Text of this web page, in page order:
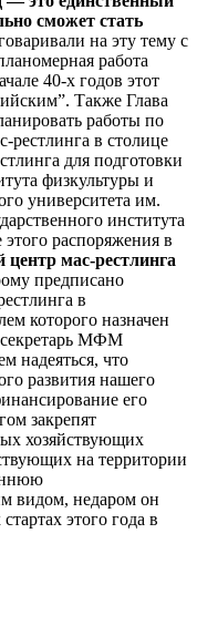
сможет стать
на эту тему с
работа
40-х годов этот
Также Глава
работы по
рестлинга в столице
для подготовки
физкультуры и
университета им.
института
распоряжения в
мас-рестлинга
предписано
в
которого назначен
секретарь МФМ
надеяться, что
развития нашего
его
закрепят
хозяйствующих
на территории
видом, недаром он
этого года в